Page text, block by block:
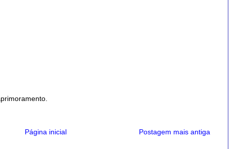
Postagem mais antiga
Página inicial